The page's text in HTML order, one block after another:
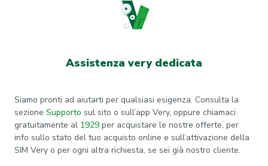
Assistenza very dedicata
Siamo pronti ad aiutarti per qualsiasi esigenza. Consulta la
sezione Supporto sul sito o sull’app Very, oppure chiamaci
gratuitamente al 1929 per acquistare le nostre offerte, per
info sullo stato del tuo acquisto online e sull’attivazione della
SIM Very o per ogni altra richiesta, se sei già nostro cliente.